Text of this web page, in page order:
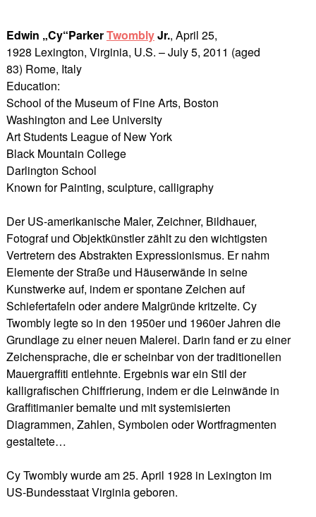
Edwin „Cy“ParkerTwomblyJr., April 25,
1928 Lexington, Virginia, U.S. – July 5, 2011 (aged
83) Rome, Italy
Education:
School of the Museum of Fine Arts, Boston
Washington and Lee University
Art Students League of New York
Black Mountain College
Darlington School
Known for Painting, sculpture, calligraphy
Der US-amerikanische Maler, Zeichner, Bildhauer,
Fotograf und Objektkünstler zählt zu den wichtigsten
Vertretern des Abstrakten Expressionismus. Er nahm
Elemente der Straße und Häuserwände in seine
Kunstwerke auf, indem er spontane Zeichen auf
Schiefertafeln oder andere Malgründe kritzelte. Cy
Twombly legte so in den 1950er und 1960er Jahren die
Grundlage zu einer neuen Malerei. Darin fand er zu einer
Zeichensprache, die er scheinbar von der traditionellen
Mauergraffiti entlehnte. Ergebnis war ein Stil der
kalligrafischen Chiffrierung, indem er die Leinwände in
Graffitimanier bemalte und mit systemisierten
Diagrammen, Zahlen, Symbolen oder Wortfragmenten
gestaltete…
Cy Twombly wurde am 25. April 1928 in Lexington im
US-Bundesstaat Virginia geboren.